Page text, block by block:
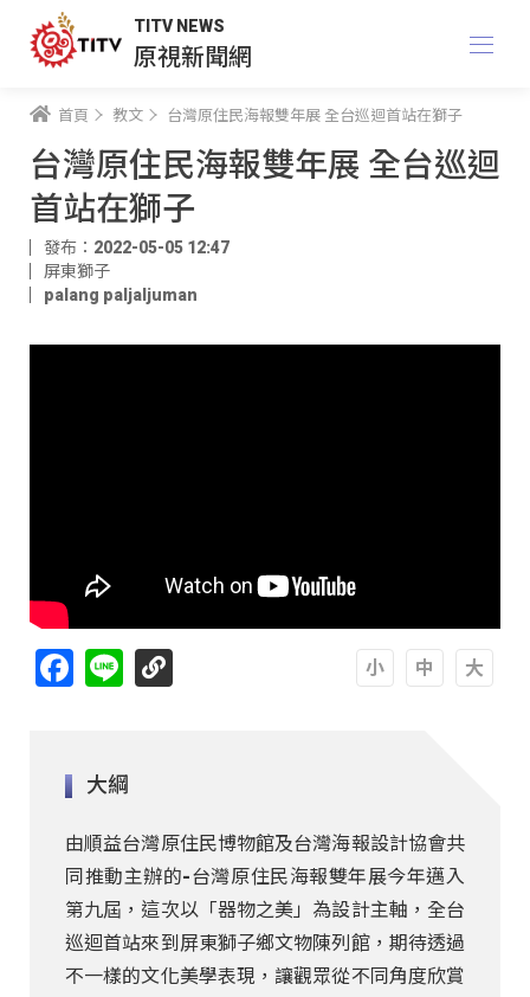
TITV NEWS
原視新聞網
首頁 教文 台灣原住民海報雙年展 全台巡迴首站在獅子
台灣原住民海報雙年展 全台巡迴
首站在獅子
發布：2022-05-05 12:47
屏東獅子
palang paljaljuman
Facebook
Line
大綱
由順益台灣原住民博物館及台灣海報設計協會共
同推動主辦的-台灣原住民海報雙年展今年邁入
第九屆，這次以「器物之美」為設計主軸，全台
巡迴首站來到屏東獅子鄉文物陳列館，期待透過
不一樣的文化美學表現，讓觀眾從不同角度欣賞